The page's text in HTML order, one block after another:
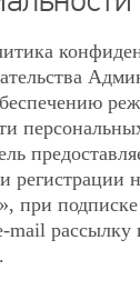
регистрации
при
рассылку